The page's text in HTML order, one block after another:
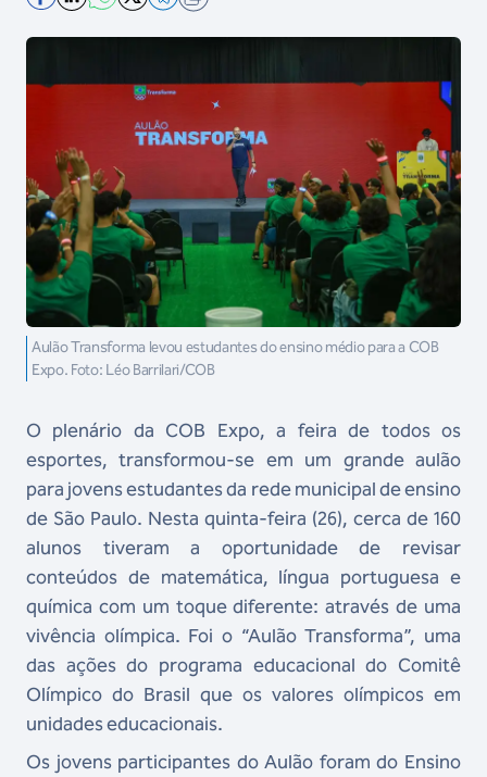
Aulão Transforma levou estudantes do ensino médio para a COB
Expo. Foto: Léo Barrilari/COB
O plenário da COB Expo, a feira de todos os
esportes, transformou-se em um grande aulão
para jovens estudantes da rede municipal de ensino
de São Paulo. Nesta quinta-feira (26), cerca de 160
alunos tiveram a oportunidade de revisar
conteúdos de matemática, língua portuguesa e
química com um toque diferente: através de uma
vivência olímpica. Foi o “Aulão Transforma”, uma
das ações do programa educacional do Comitê
Olímpico do Brasil que os valores olímpicos em
unidades educacionais.
Os jovens participantes do Aulão foram do Ensino